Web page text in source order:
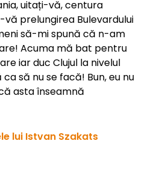
uitați-vă, centura
prelungirea Bulevardului
să-mi spună că n-am
Acuma mă bat pentru
iar duc Clujul la nivelul
să nu se facă! Bun, eu nu
asta înseamnă
lui Istvan Szakats